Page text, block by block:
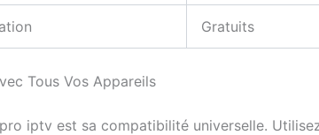
Gratuits
Tous Vos Appareils
iptv est sa compatibilité universelle.